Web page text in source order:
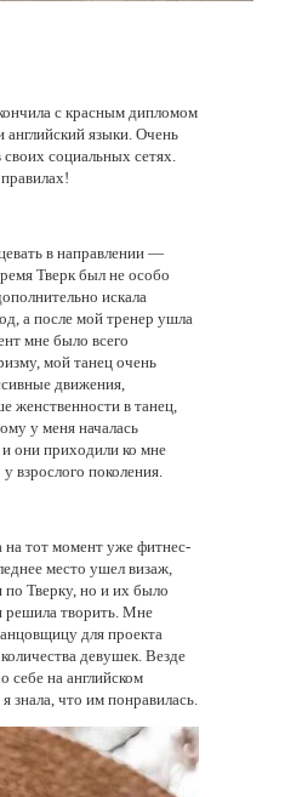
с красным дипломом
языки. Очень
социальных сетях.
в направлении —
Тверк был не особо
искала
а после мой тренер ушла
мне было всего
мой танец очень
движения,
женственности в танец,
у меня началась
они приходили ко мне
взрослого поколения.
на тот момент уже фитнес-
место ушел визаж,
по Тверку, но и их было
решила творить. Мне
для проекта
девушек. Везде
себе на английском
знала, что им понравилась.